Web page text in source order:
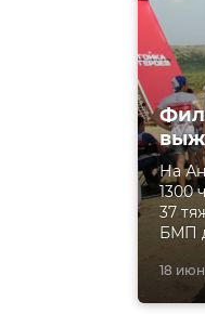
18
На
1300
37
БМП